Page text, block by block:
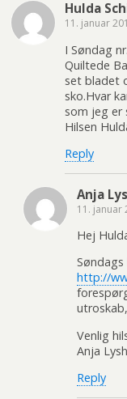
Hulda
11. januar
I Søndag
Quiltede
set bladet
sko.Hvar
som jeg er
Hilsen
Reply
Anja
11. januar
Hej
http://
Venlig
Anja
Reply